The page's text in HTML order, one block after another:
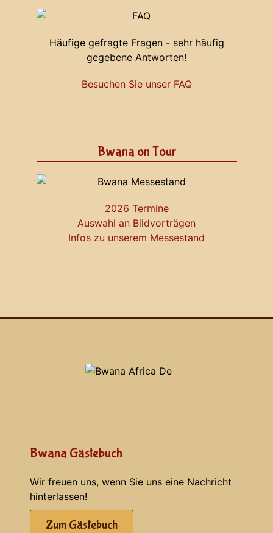
Häufige gefragte Fragen - sehr häufig
gegebene Antworten!
Besuchen Sie unser FAQ
Bwana on Tour
2026 Termine
Auswahl an Bildvorträgen
Infos zu unserem Messestand
Bwana Gästebuch
Wir freuen uns, wenn Sie uns eine Nachricht
hinterlassen!
Zum Gästebuch